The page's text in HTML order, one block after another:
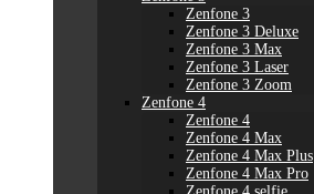
Zenfone 3
Zenfone 3 Deluxe
Zenfone 3 Max
Zenfone 3 Laser
Zenfone 3 Zoom
Zenfone 4
Zenfone 4
Zenfone 4 Max
Zenfone 4 Max Plus
Zenfone 4 Max Pro